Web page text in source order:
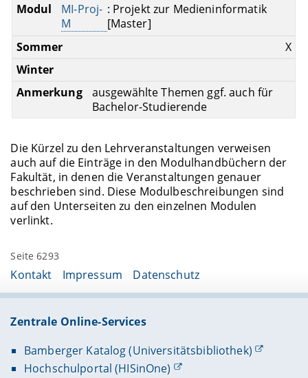
MI-Proj-
M
: Projekt zur Medieninformatik
[Master]
X
ausgewählte Themen ggf. auch für
Bachelor-Studierende
Die Kürzel zu den Lehrveranstaltungen verweisen
auch auf die Einträge in den Modulhandbüchern der
Fakultät, in denen die Veranstaltungen genauer
beschrieben sind. Diese Modulbeschreibungen sind
auf den Unterseiten zu den einzelnen Modulen
verlinkt.
Seite 6293
Kontakt Impressum Datenschutz
Zentrale Online-Services
Bamberger Katalog (Universitätsbibliothek)
Hochschulportal (HISinOne)